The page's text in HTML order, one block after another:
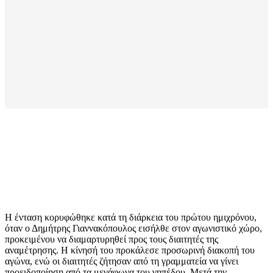
Η ένταση κορυφώθηκε κατά τη διάρκεια του πρώτου ημιχρόνου,
όταν ο Δημήτρης Γιαννακόπουλος εισήλθε στον αγωνιστικό χώρο,
προκειμένου να διαμαρτυρηθεί προς τους διαιτητές της
αναμέτρησης. Η κίνησή του προκάλεσε προσωρινή διακοπή του
αγώνα, ενώ οι διαιτητές ζήτησαν από τη γραμματεία να γίνει